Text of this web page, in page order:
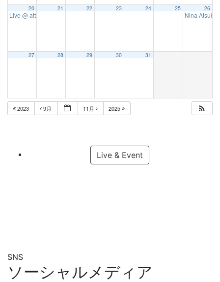
20
Live @ atta 滋賀県近江八幡
21 22 23 24 25 26
Nina Atsuko
27 28 29 30 31
2023 9月 11月 2025
Live & Event
SNS
ソーシャルメディア